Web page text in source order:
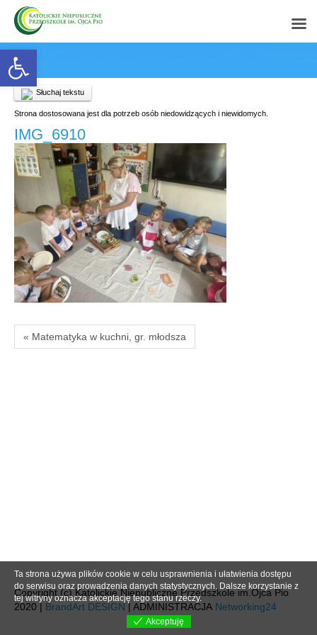
Open toolbar
Słuchaj tekstu
Strona dostosowana jest dla potrzeb osób niedowidzących i niewidomych.
IMG_6910
« Matematyka w kuchni, gr. młodsza
Copyright (c) Katolickie Niepubliczne Przedszkole im.Ojca Pio
2020 | BrandArt DESIGN | ADMINISTRACJA Networking24
Ta strona używa plików cookie w celu usprawnienia i ułatwienia dostępu
do serwisu oraz prowadzenia danych statystycznych. Dalsze korzystanie z
tej witryny oznacza akceptację tego stanu rzeczy.
Akceptuję